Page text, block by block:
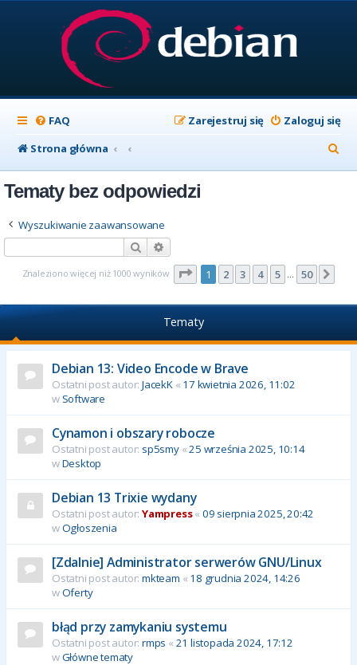
FAQ Zaloguj się
Zarejestruj się
Strona główna
z
Tematy bez odpowiedzi
Wyszukiwanie zaawansowane
Szukaj
Znaleziono więcej niż 1000 wyników Strona z50
1 2 3 4 5 … 50
Tematy
Debian 13: Video Encode w Brave
Ostatni post autor: JacekK« 17 kwietnia 2026, 11:02
w Software
Cynamon i obszary robocze
Ostatni post autor: sp5smy«25 września 2025, 10:14
wDesktop
Debian 13 Trixie wydany
Ostatni post autor: Yampress« 09 sierpnia 2025, 20:42
wOgłoszenia
[Zdalnie] Administrator serwerów GNU/Linux
Ostatni post autor: mkteam « 18 grudnia 2024, 14:26
wOferty
błąd przy zamykaniu systemu
Ostatni post autor: rmps « 21 listopada 2024, 17:12
wGłówne tematy